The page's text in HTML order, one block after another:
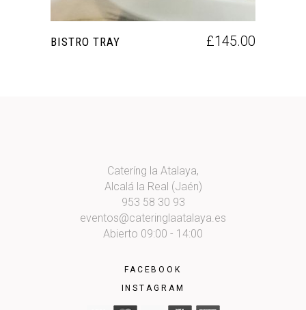
BISTRO TRAY £145.00
Cateríng la Atalaya,
Alcalá la Real (Jaén)
953 58 30 93
eventos@cateringlaatalaya.es
Abierto 09:00 - 14:00
FACEBOOK
INSTAGRAM